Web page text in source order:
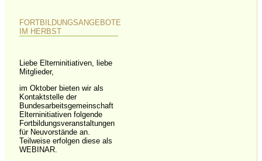
FORTBILDUNGSANGEBOTE
IM HERBST
Liebe Elterninitiativen, liebe
Mitglieder,
im Oktober bieten wir als
Kontaktstelle der
Bundesarbeitsgemeinschaft
Elterninitiativen folgende
Fortbildungsveranstaltungen
für Neuvorstände an.
Teilweise erfolgen diese als
WEBINAR.